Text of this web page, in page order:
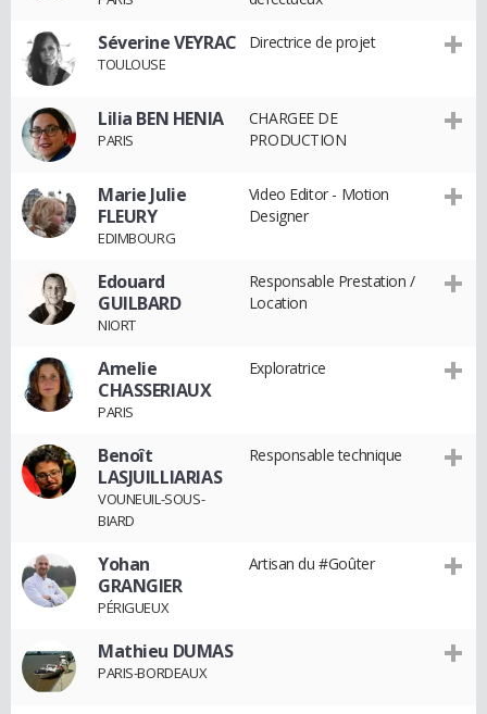
Séverine VEYRAC
TOULOUSE
Directrice de projet
Lilia BEN HENIA
PARIS
CHARGEE DE
PRODUCTION
Marie Julie
FLEURY
EDIMBOURG
Video Editor - Motion
Designer
Edouard
GUILBARD
NIORT
Responsable Prestation /
Location
Amelie
CHASSERIAUX
PARIS
Exploratrice
Benoît
LASJUILLIARIAS
VOUNEUIL-SOUS-
BIARD
Responsable technique
Yohan
GRANGIER
PÉRIGUEUX
Artisan du #Goûter
Mathieu DUMAS
PARIS-BORDEAUX